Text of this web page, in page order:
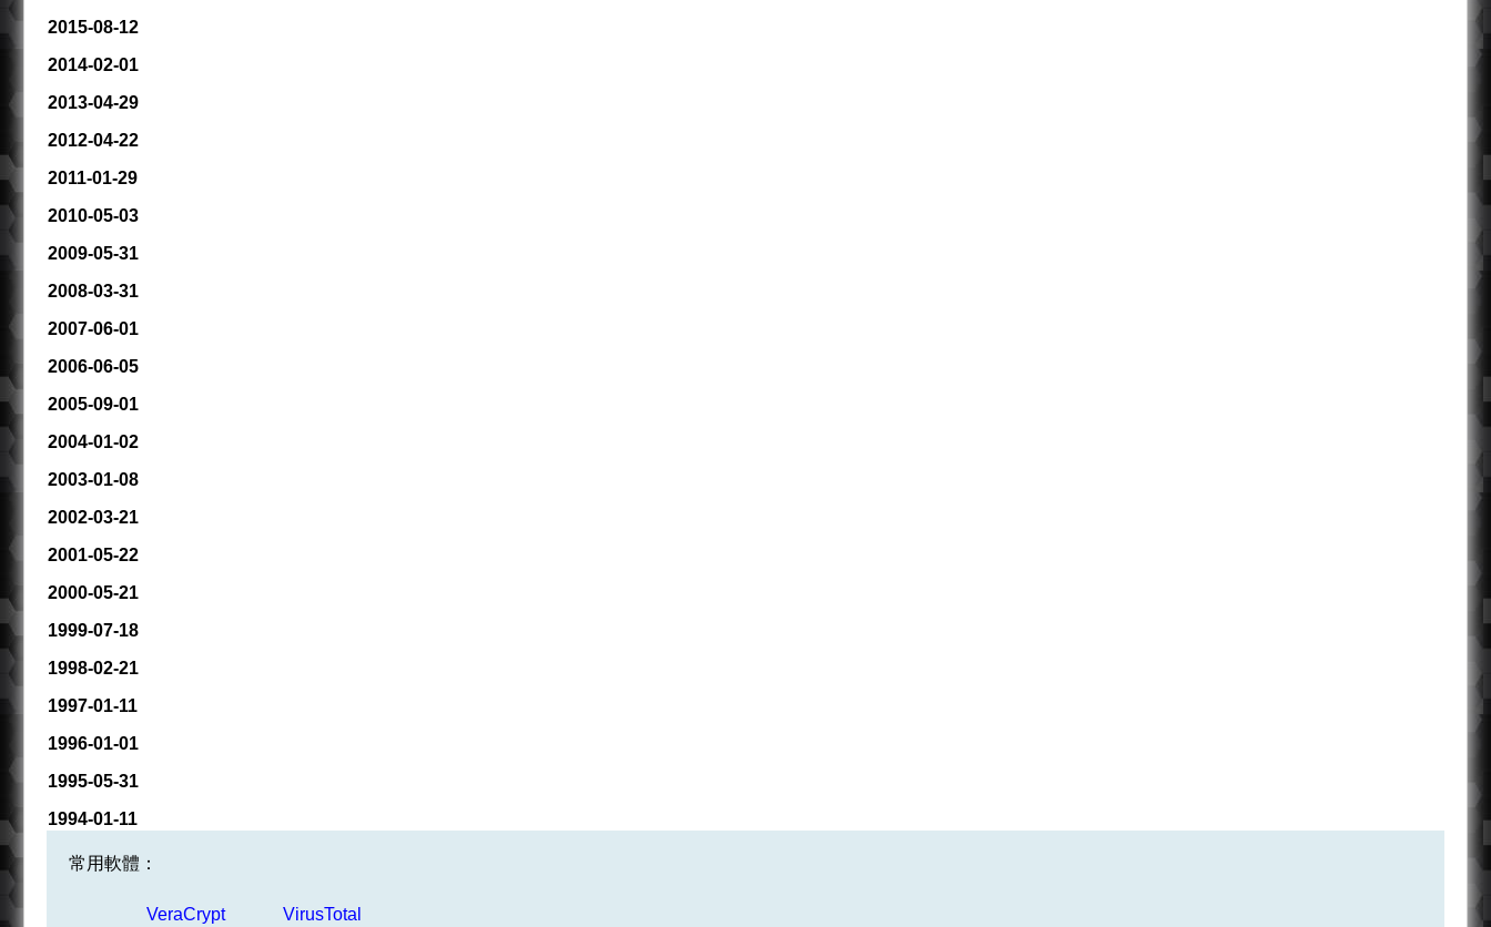
2015-08-12
2014-02-01
2013-04-29
2012-04-22
2011-01-29
2010-05-03
2009-05-31
2008-03-31
2007-06-01
2006-06-05
2005-09-01
2004-01-02
2003-01-08
2002-03-21
2001-05-22
2000-05-21
1999-07-18
1998-02-21
1997-01-11
1996-01-01
1995-05-31
1994-01-11
常用軟體：
VeraCrypt VirusTotal